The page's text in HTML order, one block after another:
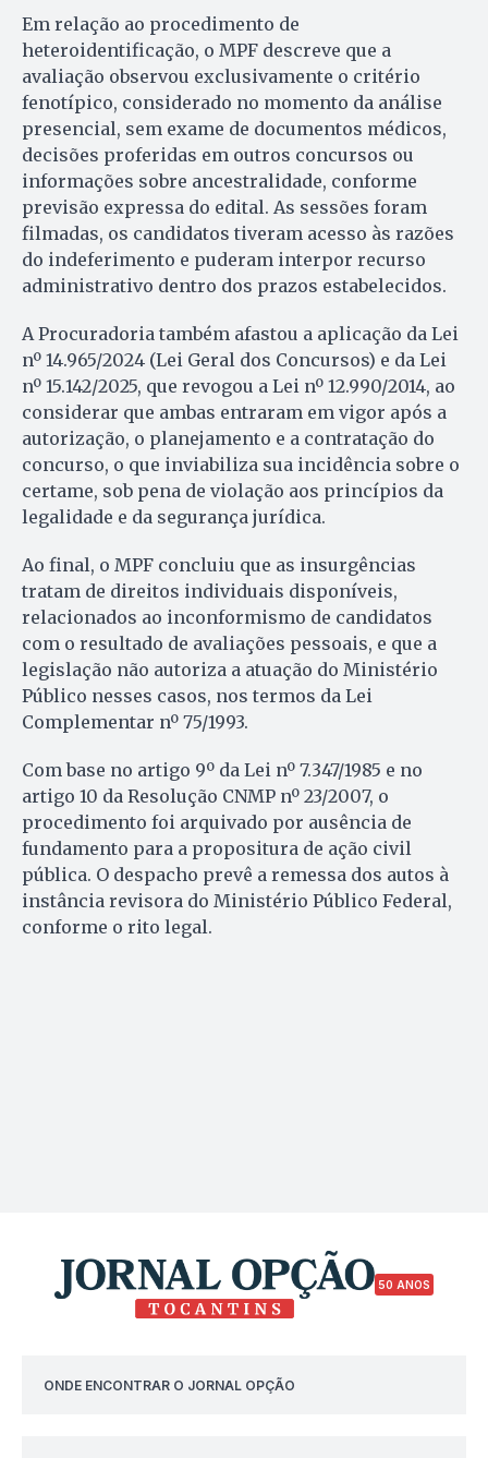
Em relação ao procedimento de
heteroidentificação, o MPF descreve que a
avaliação observou exclusivamente o critério
fenotípico, considerado no momento da análise
presencial, sem exame de documentos médicos,
decisões proferidas em outros concursos ou
informações sobre ancestralidade, conforme
previsão expressa do edital. As sessões foram
filmadas, os candidatos tiveram acesso às razões
do indeferimento e puderam interpor recurso
administrativo dentro dos prazos estabelecidos.
A Procuradoria também afastou a aplicação da Lei
nº 14.965/2024 (Lei Geral dos Concursos) e da Lei
nº 15.142/2025, que revogou a Lei nº 12.990/2014, ao
considerar que ambas entraram em vigor após a
autorização, o planejamento e a contratação do
concurso, o que inviabiliza sua incidência sobre o
certame, sob pena de violação aos princípios da
legalidade e da segurança jurídica.
Ao final, o MPF concluiu que as insurgências
tratam de direitos individuais disponíveis,
relacionados ao inconformismo de candidatos
com o resultado de avaliações pessoais, e que a
legislação não autoriza a atuação do Ministério
Público nesses casos, nos termos da Lei
Complementar nº 75/1993.
Com base no artigo 9º da Lei nº 7.347/1985 e no
artigo 10 da Resolução CNMP nº 23/2007, o
procedimento foi arquivado por ausência de
fundamento para a propositura de ação civil
pública. O despacho prevê a remessa dos autos à
instância revisora do Ministério Público Federal,
conforme o rito legal.
50 ANOS
ONDE ENCONTRAR O JORNAL OPÇÃO